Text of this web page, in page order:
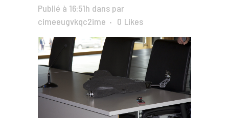
Publié à 16:51h dans par
cimeeugvkqc2ime
0 Likes